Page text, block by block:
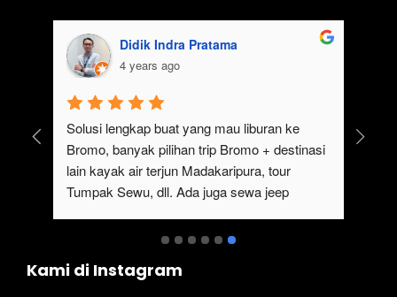
Didik Indra Pratama
4 years ago
Solusi lengkap buat yang mau liburan ke
Bromo, banyak pilihan trip Bromo + destinasi
lain kayak air terjun Madakaripura, tour
Tumpak Sewu, dll. Ada juga sewa jeep
Kami di Instagram